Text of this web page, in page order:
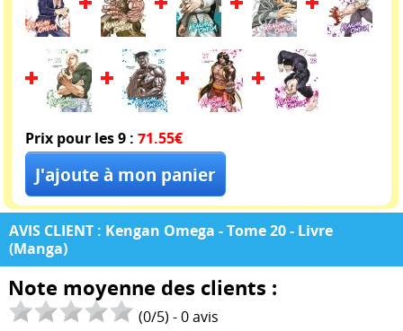
Prix pour les 9 : 71.55€
AVIS CLIENT : Kengan Omega - Tome 20 - Livre
(Manga)
Note moyenne des clients :
(0/5) -0avis